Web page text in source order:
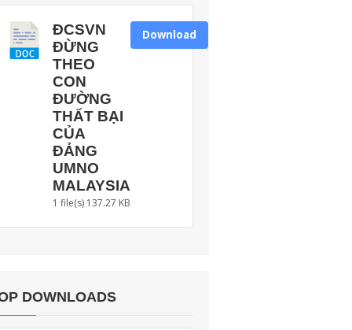
ĐCSVN
ĐỪNG
THEO
CON
ĐƯỜNG
THẤT BẠI
CỦA
ĐẢNG
UMNO
MALAYSIA
1 file(s) 137.27 KB
Download
DOWNLOADS